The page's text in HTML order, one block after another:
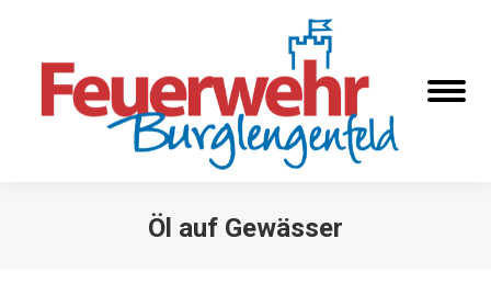
Öl auf Gewässer